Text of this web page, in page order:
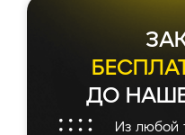
ДО
Из любой